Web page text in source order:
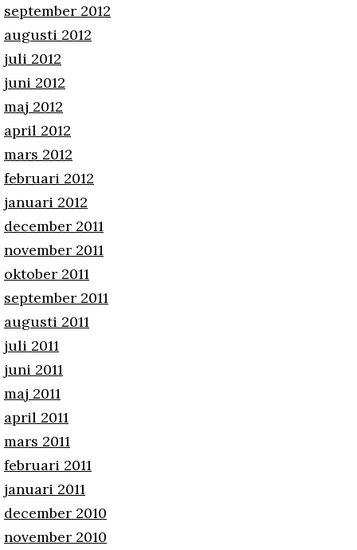
september 2012
augusti 2012
juli 2012
juni 2012
maj 2012
april 2012
mars 2012
februari 2012
januari 2012
december 2011
november 2011
oktober 2011
september 2011
augusti 2011
juli 2011
juni 2011
maj 2011
april 2011
mars 2011
februari 2011
januari 2011
december 2010
november 2010